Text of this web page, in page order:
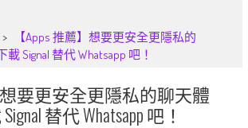
>
【Apps 推薦】想要更安全更隱私的
Signal 替代 Whatsapp 吧！
想要更安全更隱私的聊天體
替代 Whatsapp 吧！